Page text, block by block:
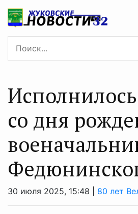
со дня
30 июля 2025, 15:48 | 80 лет